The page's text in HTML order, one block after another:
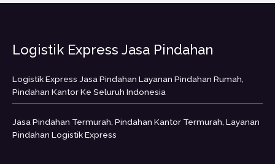
Logistik Express Jasa Pindahan
Logistik Express Jasa Pindahan Layanan Pindahan Rumah,
Pindahan Kantor Ke Seluruh Indonesia
Jasa Pindahan Termurah, Pindahan Kantor Termurah, Layanan
Pindahan Logistik Express